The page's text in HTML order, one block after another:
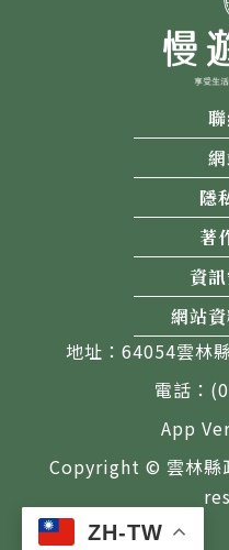
ZH-TW
隱
著
資
網站
地址：64054雲林
電話：
App
Copyright © 雲林縣